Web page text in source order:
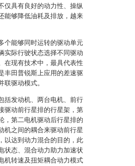
仅具有良好的动力性、操纵
能够降低油耗及排放，越来
个能够同时运转的驱动单元
实际行驶状态选择不同驱动
在现有技术中，最具代表性
丰田普锐斯上应用的差速驱
驱动模式。
括发动机、两台电机、前行
驱动前行星排的行星架，第
，第二电机驱动后行星排的
机之间的耦合来驱动前行星
以达到动力混合的目的，此
状态、混合动力助力加速状
机转速及扭矩耦合动力模式